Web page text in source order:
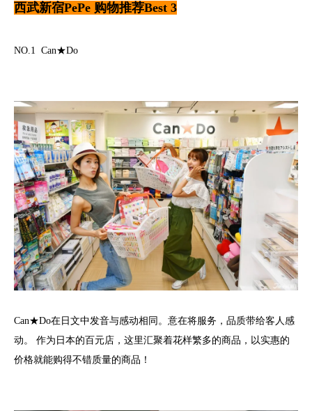
西武新宿PePe 购物推荐Best 3
NO.1 Can★Do
Can★Do在日文中发音与感动相同。意在将服务，品质带给客人感
动。 作为日本的百元店，这里汇聚着花样繁多的商品，以实惠的
价格就能购得不错质量的商品！